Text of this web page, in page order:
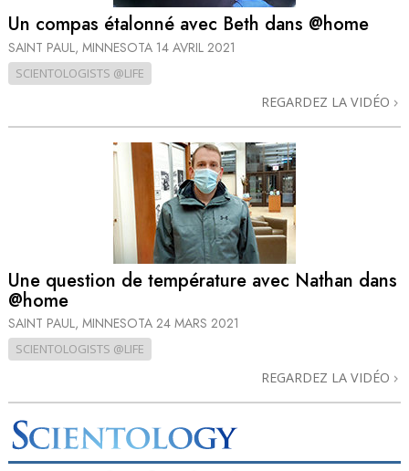
Un compas étalonné avec Beth dans @home
SAINT PAUL, MINNESOTA 14 AVRIL 2021
SCIENTOLOGISTS @LIFE
REGARDEZ LA VIDÉO
Une question de température avec Nathan dans
@home
SAINT PAUL, MINNESOTA 24 MARS 2021
SCIENTOLOGISTS @LIFE
REGARDEZ LA VIDÉO